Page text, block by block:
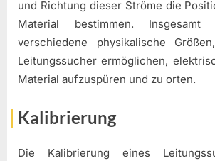
und Richtung dieser Ströme die
Material bestimmen.
verschiedene physikalische
Leitungssucher ermöglichen,
Material aufzuspüren und zu orten.
Kalibrierung
Die Kalibrierung eines